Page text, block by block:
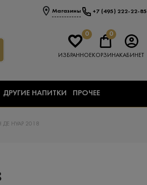
Магазины +7 (495) 222-22-85
0
ИЗБРАННОЕ
0
КОРЗИНАКАБИНЕТ
ДРУГИЕ НАПИТКИ ПРОЧЕЕ
НУАР 2018